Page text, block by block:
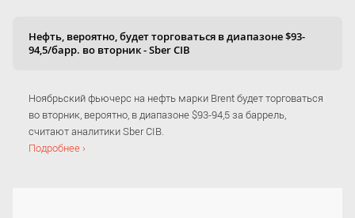
Нефть, вероятно, будет торговаться в диапазоне $93-
94,5/барр. во вторник - Sber CIB
Ноябрьский фьючерс на нефть марки Brent будет торговаться
во вторник, вероятно, в диапазоне $93-94,5 за баррель,
считают аналитики Sber CIB.
Подробнее ›